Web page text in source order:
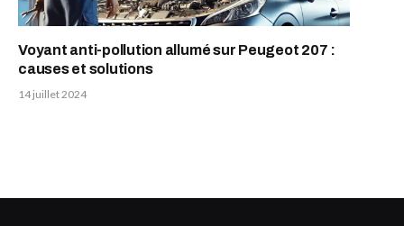
Voyant anti-pollution allumé sur Peugeot 207 :
causes et solutions
14 juillet 2024